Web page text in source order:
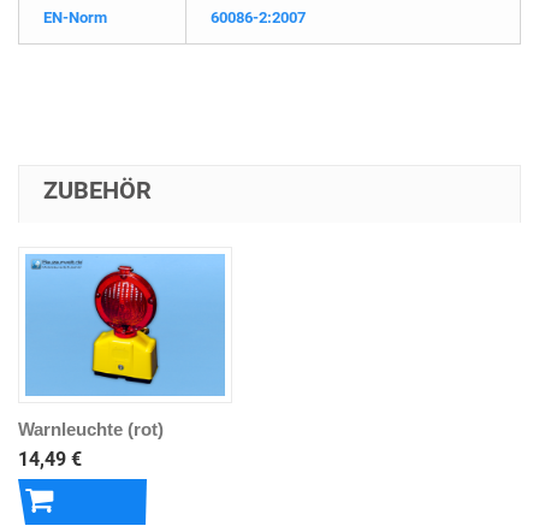
EN-Norm 60086-2:2007
ZUBEHÖR
Warnleuchte (rot)
14,49 €